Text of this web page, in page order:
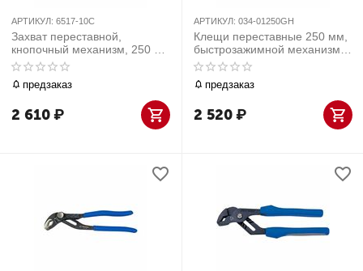
АРТИКУЛ: 6517-10C
Захват переставной,
кнопочный механизм, 250 мм
KING TONY 6517-10C
предзаказ
2 610₽
АРТИКУЛ: 034-01250GH
Клещи переставные 250 мм,
быстрозажимной механизм,
держатель МАСТАК 034-
01250GH
предзаказ
2 520₽